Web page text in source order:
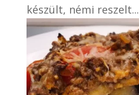
készült, némi reszelt...